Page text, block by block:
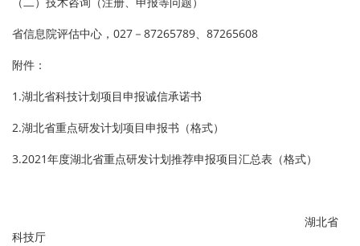
省信息院评估中心，027－87265789、87265608
附件：
1.湖北省科技计划项目申报诚信承诺书
2.湖北省重点研发计划项目申报书（格式）
3.2021年度湖北省重点研发计划推荐申报项目汇总表（格式）
湖北省
科技厅